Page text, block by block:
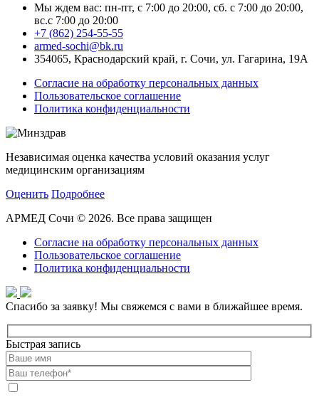
Мы ждем вас: пн-пт, с 7:00 до 20:00, сб. с 7:00 до 20:00,
вс.с 7:00 до 20:00
+7 (862) 254-55-55
armed-sochi@bk.ru
354065, Краснодарский край, г. Сочи, ул. Гагарина, 19А
Согласие на обработку персональных данных
Пользовательское соглашение
Политика конфиденциальности
Независимая оценка качества условий оказания услуг
медицинским организациям
Оценить Подробнее
АРМЕД Сочи © 2026. Все права защищен
Согласие на обработку персональных данных
Пользовательское соглашение
Политика конфиденциальности
Спасибо за заявку! Мы свяжемся с вами в ближайшее время.
Быстрая запись